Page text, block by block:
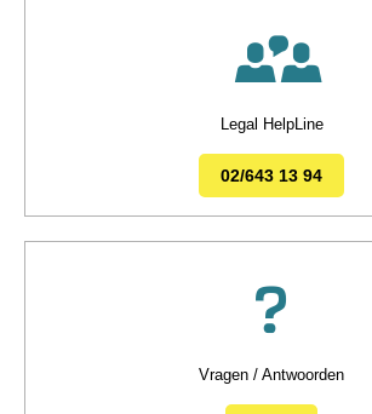
Legal HelpLine
02/643 13 94
Vragen / Antwoorden